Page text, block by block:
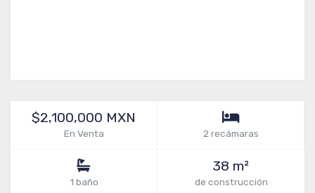
$2,100,000 MXN
En Venta 2 recámaras
1 baño
38 m²
de construcción